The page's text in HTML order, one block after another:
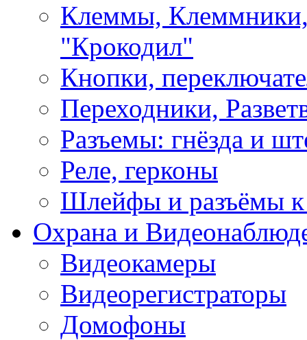
Клеммы,
"Крокодил"
Кнопки,
Переходники,
Разъемы: гнёзда и
Реле, герконы
Шлейфы и разъёмы
Охрана и
Видеокамеры
Видеорегистраторы
Домофоны